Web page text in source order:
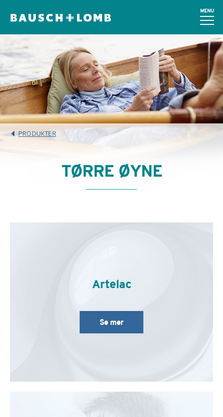
MENU
PRODUKTER
TØRRE ØYNE
Artelac
Se mer